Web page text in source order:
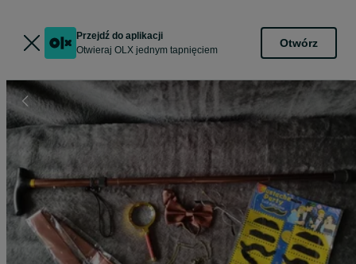
Przejdź do aplikacji
Otwieraj OLX jednym tapnięciem
Otwórz